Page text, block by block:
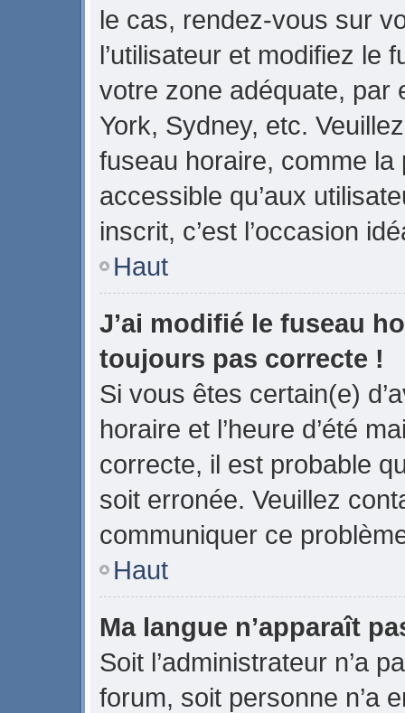
le cas, rendez-vous sur
l’utilisateur et modifiez le
votre zone adéquate, par
York, Sydney, etc.
fuseau horaire, comme la
accessible qu’aux
inscrit, c’est l’occasion
Haut
J’ai modifié le fuseau
toujours pas correcte !
Si vous êtes certain(e)
horaire et l’heure d’été
correcte, il est probable
soit erronée. Veuillez
communiquer ce
Haut
Ma langue n’apparaît
Soit l’administrateur n’a
forum, soit personne n’a